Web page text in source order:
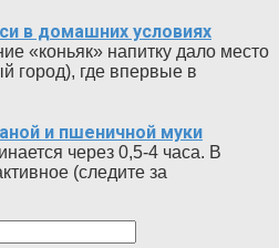
в домашних условиях
«коньяк» напитку дало место
город), где впервые в
и пшеничной муки
через 0,5-4 часа. В
(следите за